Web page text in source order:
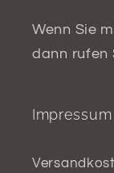
Wenn Sie
dann rufen
Impressum